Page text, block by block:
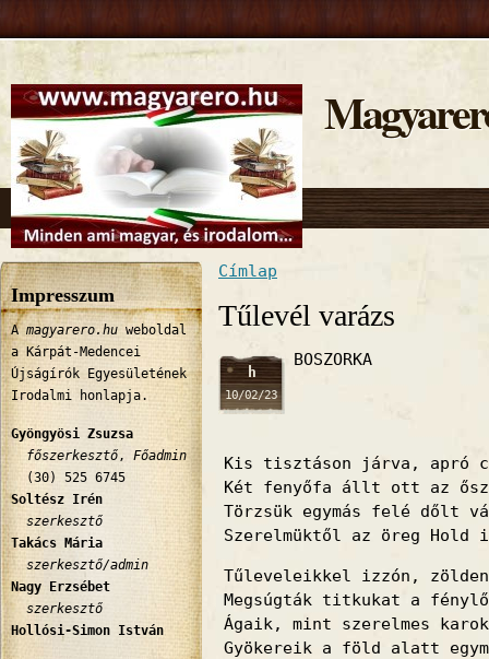
Impresszum
A magyarero.hu weboldal
a Kárpát-Medencei
Újságírók Egyesületének
Irodalmi honlapja.
Gyöngyösi Zsuzsa
főszerkesztő ,
Főadmin
(30) 525 6745
Soltész Irén
szerkesztő
Takács Mária
szerkesztő/admin
Nagy Erzsébet
szerkesztő
Hollósi-Simon István
Jelenlegi hely
Címlap
Tűlevél varázs
h
10/02/23
BOSZORKA
Kis tisztáson járva, apró
Két fenyőfa állt ott az őszi
Törzsük egymás felé dőlt
Szerelmüktől az öreg
Tűleveleikkel izzón,
Megsúgták titkukat a
Ágaik, mint szerelmes
Gyökereik a föld alatt